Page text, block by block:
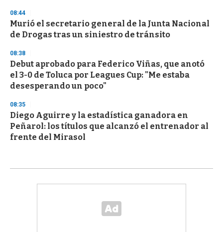
08:44
Murió el secretario general de la Junta Nacional
de Drogas tras un siniestro de tránsito
08:38
Debut aprobado para Federico Viñas, que anotó
el 3-0 de Toluca por Leagues Cup: "Me estaba
desesperando un poco"
08:35
Diego Aguirre y la estadística ganadora en
Peñarol: los títulos que alcanzó el entrenador al
frente del Mirasol